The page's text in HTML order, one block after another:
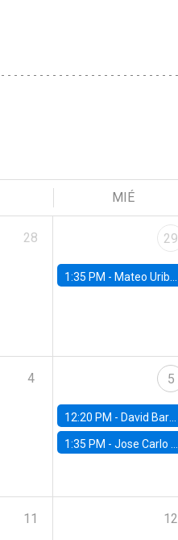
MIÉ
28 29
1:35 PM - Mateo Uribe-Castro, Universidad de los Andes (Colombia)
4 5
12:20 PM - David Bardey, Universidad de los Andes - CEDE
1:35 PM -Jose Carlo Bermudez, UC (ME) & World Bank
11 12